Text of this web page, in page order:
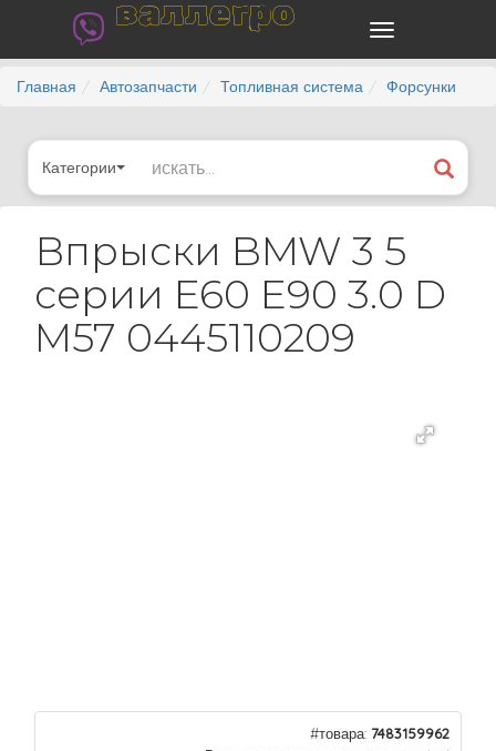
валлегро
Главная Автозапчасти Топливная система Форсунки
Категории
Впрыски BMW 3 5
серии E60 E90 3.0 D
M57 0445110209
#товара: 7483159962